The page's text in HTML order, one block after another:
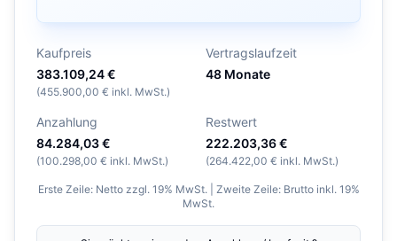
Kaufpreis
383.109,24 €
(455.900,00 € inkl. MwSt.)
Vertragslaufzeit
48 Monate
Anzahlung
84.284,03 €
(100.298,00 € inkl. MwSt.)
Restwert
222.203,36 €
(264.422,00 € inkl. MwSt.)
Erste Zeile: Netto zzgl. 19% MwSt. | Zweite Zeile: Brutto inkl. 19%
MwSt.